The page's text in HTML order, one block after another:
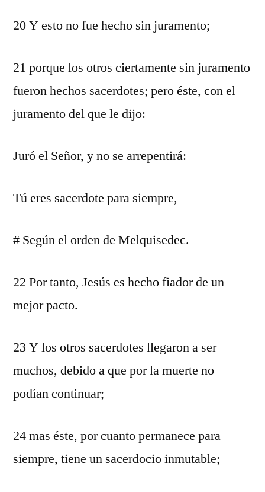
20 Y esto no fue hecho sin juramento;
21 porque los otros ciertamente sin juramento
fueron hechos sacerdotes; pero éste, con el
juramento del que le dijo:
Juró el Señor, y no se arrepentirá:
Tú eres sacerdote para siempre,
# Según el orden de Melquisedec.
22 Por tanto, Jesús es hecho fiador de un
mejor pacto.
23 Y los otros sacerdotes llegaron a ser
muchos, debido a que por la muerte no
podían continuar;
24 mas éste, por cuanto permanece para
siempre, tiene un sacerdocio inmutable;